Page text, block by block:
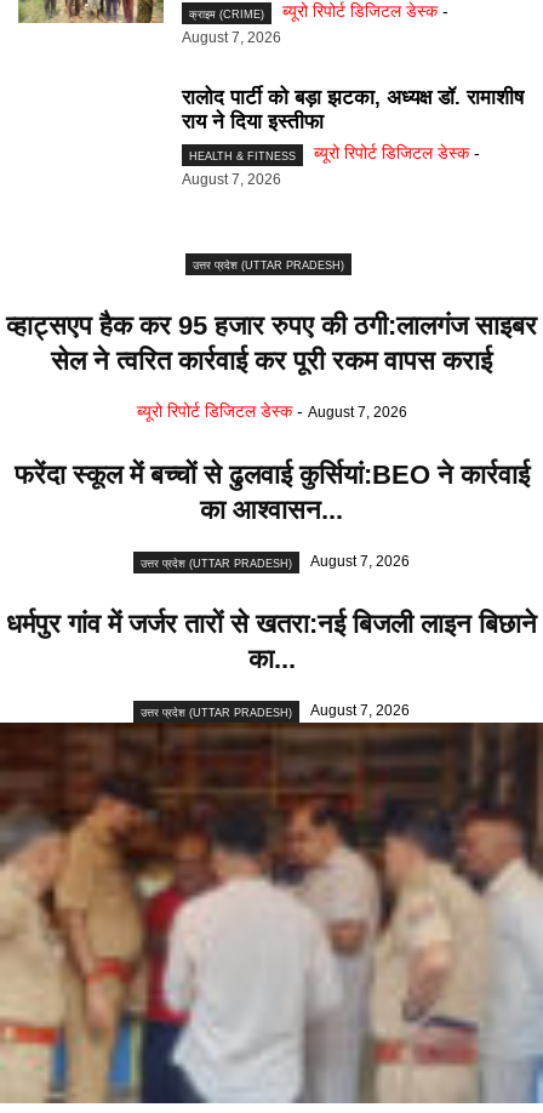
क्राइम (CRIME) ब्यूरो रिपोर्ट डिजिटल डेस्क -
August 7, 2026
रालोद पार्टी को बड़ा झटका, अध्यक्ष डॉ. रामाशीष
राय ने दिया इस्तीफा
HEALTH & FITNESS ब्यूरो रिपोर्ट डिजिटल डेस्क -
August 7, 2026
उत्तर प्रदेश (UTTAR PRADESH)
व्हाट्सएप हैक कर 95 हजार रुपए की ठगी:लालगंज साइबर
सेल ने त्वरित कार्रवाई कर पूरी रकम वापस कराई
ब्यूरो रिपोर्ट डिजिटल डेस्क - August 7, 2026
फरेंदा स्कूल में बच्चों से ढुलवाई कुर्सियां:BEO ने कार्रवाई
का आश्वासन...
उत्तर प्रदेश (UTTAR PRADESH) August 7, 2026
धर्मपुर गांव में जर्जर तारों से खतरा:नई बिजली लाइन बिछाने
का...
उत्तर प्रदेश (UTTAR PRADESH) August 7, 2026